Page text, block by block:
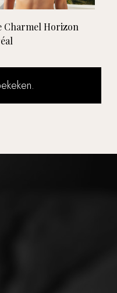
Lees verder
Charmel Horizon